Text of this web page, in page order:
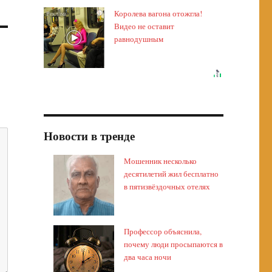
i
Королева вагона отожгла!
Видео не оставит
равнодушным
Новости в тренде
Мошенник несколько
десятилетий жил бесплатно
в пятизвёздочных отелях
Профессор объяснила,
почему люди просыпаются в
два часа ночи